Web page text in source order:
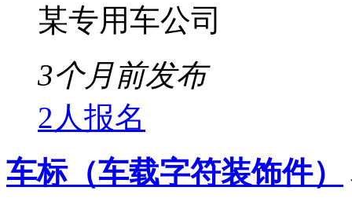
某专用车公司
3个月前发布
2人报名
车标（车载字符装饰件）